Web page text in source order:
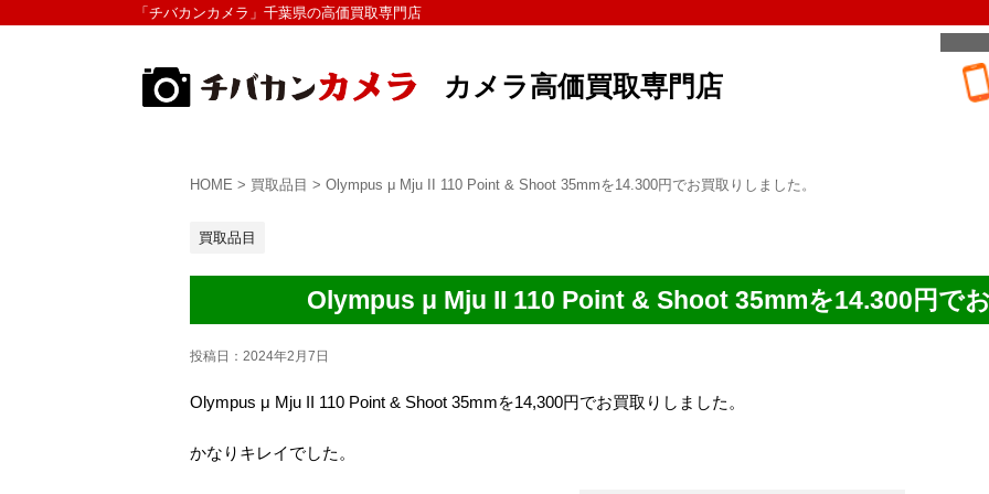
「チバカンカメラ」千葉県の高価買取専門店
カメラ高価買取専門店
HOME > 買取品目 > Olympus μ Mju II 110 Point & Shoot 35mmを14.300円でお買取りしました。
買取品目
Olympus μ Mju II 110 Point & Shoot 35mmを14.300円で
投稿日： 2024年2月7日
Olympus μ Mju II 110 Point & Shoot 35mmを14,300円でお買取りしました。
かなりキレイでした。